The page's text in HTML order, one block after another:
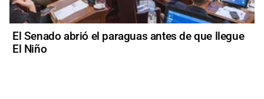
El Senado abrió el paraguas antes de que llegue
El Niño